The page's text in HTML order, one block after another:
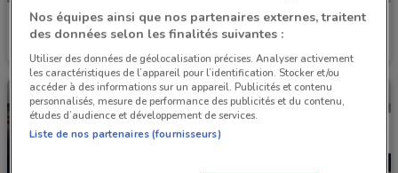
BMW
Valable jusqu'au 05/11 560 m
BMW
Valable jusqu'au 05/11
Nos équipes ainsi que nos partenaires externes, traitent
des données selon les finalités suivantes :
Utiliser des données de géolocalisation précises. Analyser activement
les caractéristiques de l’appareil pour l’identification. Stocker et/ou
accéder à des informations sur un appareil. Publicités et contenu
personnalisés, mesure de performance des publicités et du contenu,
études d’audience et développement de services.
Liste de nos partenaires (fournisseurs)